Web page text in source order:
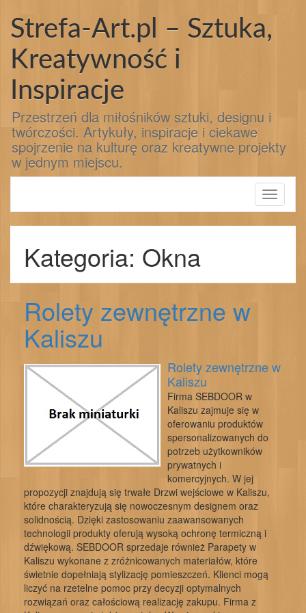
treściStrefa-Art.pl – Sztuka,
Kreatywność i
Inspiracje
Przestrzeń dla miłośników sztuki, designu i
twórczości. Artykuły, inspiracje i ciekawe
spojrzenie na kulturę oraz kreatywne projekty
w jednym miejscu.
Toggle
Kategoria: Okna
Rolety zewnętrzne w
Kaliszu
Rolety zewnętrzne w
Kaliszu
Firma SEBDOOR w
Kaliszu zajmuje się w
oferowaniu produktów
spersonalizowanych do
potrzeb użytkowników
prywatnych i
komercyjnych. W jej
propozycji znajdują się trwałe Drzwi wejściowe w Kaliszu,
które charakteryzują się nowoczesnym designem oraz
solidnością. Dzięki zastosowaniu zaawansowanych
technologii produkty oferują wysoką ochronę termiczną i
dźwiękową. SEBDOOR sprzedaje również Parapety w
Kaliszu wykonane z zróżnicowanych materiałów, które
świetnie dopełniają stylizację pomieszczeń. Klienci mogą
liczyć na rzetelne pomoc przy decyzji optymalnych
rozwiązań oraz całościową realizację zakupu. Firma z